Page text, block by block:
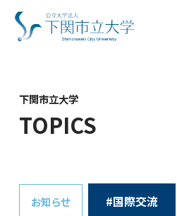
下関市立大学
TOPICS
お知らせ #国際交流